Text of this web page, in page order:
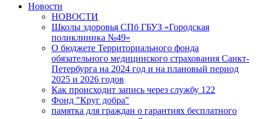
Новости
НОВОСТИ
Школы здоровья СПб ГБУЗ «Городская
поликлиника №49»
О бюджете Территориального фонда
обязательного медицинского страхования Санкт-
Петербурга на 2024 год и на плановый период
2025 и 2026 годов
Как происходит запись через службу 122
Фонд "Круг добра"
памятка для граждан о гарантиях бесплатного